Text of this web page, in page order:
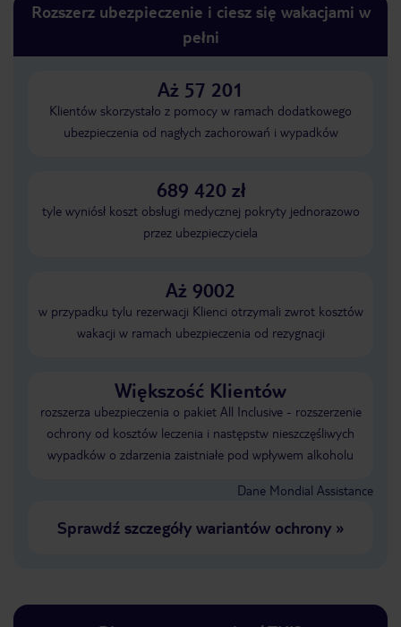
Rozszerz ubezpieczenie i ciesz się wakacjami w
pełni
Aż 57 201
Klientów skorzystało z pomocy w ramach dodatkowego
ubezpieczenia od nagłych zachorowań i wypadków
689 420 zł
tyle wyniósł koszt obsługi medycznej pokryty jednorazowo
przez ubezpieczyciela
Aż 9002
w przypadku tylu rezerwacji Klienci otrzymali zwrot kosztów
wakacji w ramach ubezpieczenia od rezygnacji
Większość Klientów
rozszerza ubezpieczenia o pakiet All Inclusive - rozszerzenie
ochrony od kosztów leczenia i następstw nieszczęśliwych
wypadków o zdarzenia zaistniałe pod wpływem alkoholu
Dane Mondial Assistance
Sprawdź szczegóły wariantów ochrony»